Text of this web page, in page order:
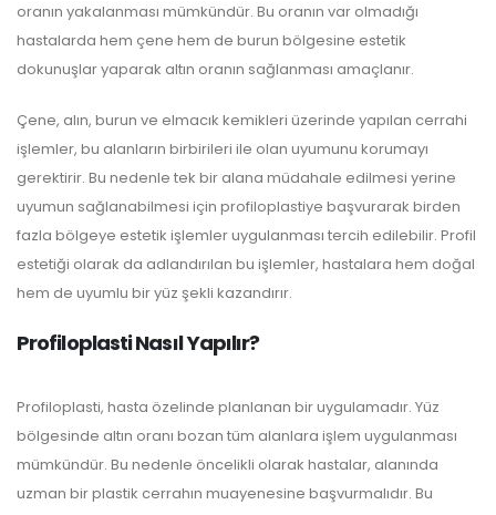
oranın yakalanması mümkündür. Bu oranın var olmadığı
hastalarda hem çene hem de burun bölgesine estetik
dokunuşlar yaparak altın oranın sağlanması amaçlanır.
Çene, alın, burun ve elmacık kemikleri üzerinde yapılan cerrahi
işlemler, bu alanların birbirileri ile olan uyumunu korumayı
gerektirir. Bu nedenle tek bir alana müdahale edilmesi yerine
uyumun sağlanabilmesi için profiloplastiye başvurarak birden
fazla bölgeye estetik işlemler uygulanması tercih edilebilir. Profil
estetiği olarak da adlandırılan bu işlemler, hastalara hem doğal
hem de uyumlu bir yüz şekli kazandırır.
Profiloplasti Nasıl Yapılır?
Profiloplasti, hasta özelinde planlanan bir uygulamadır. Yüz
bölgesinde altın oranı bozan tüm alanlara işlem uygulanması
mümkündür. Bu nedenle öncelikli olarak hastalar, alanında
uzman bir plastik cerrahın muayenesine başvurmalıdır. Bu